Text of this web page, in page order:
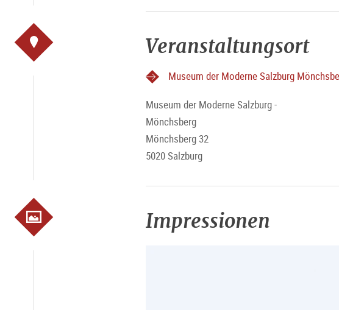
Veranstaltungsort
Museum der Moderne Salzburg
Museum der Moderne Salzburg -
Mönchsberg
Mönchsberg 32
5020 Salzburg
Impressionen